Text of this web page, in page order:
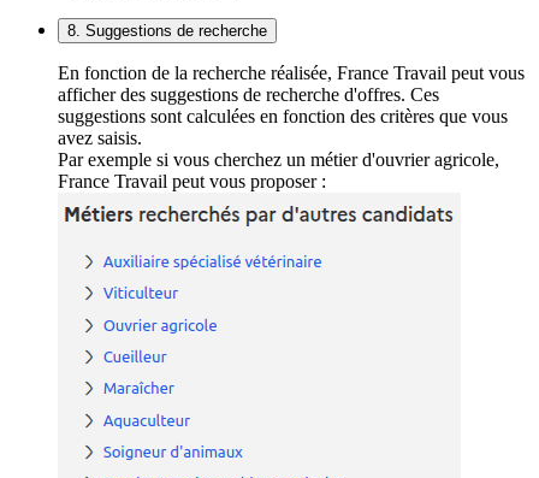
8. Suggestions de recherche
En fonction de la recherche réalisée, France Travail peut vous
afficher des suggestions de recherche d'offres. Ces
suggestions sont calculées en fonction des critères que vous
avez saisis.
Par exemple si vous cherchez un métier d'ouvrier agricole,
France Travail peut vous proposer :